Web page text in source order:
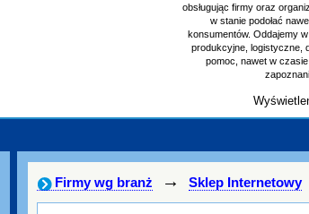
obsługując firmy oraz
w stanie podołać
konsumentów. Oddajemy
produkcyjne, logistyczne,
pomoc, nawet w
Firmy wg branż → Sklep Internetowy